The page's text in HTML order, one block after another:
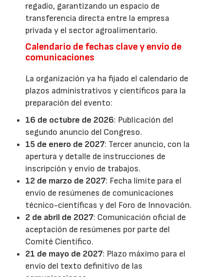
regadío, garantizando un espacio de
transferencia directa entre la empresa
privada y el sector agroalimentario.
Calendario de fechas clave y envío de
comunicaciones
La organización ya ha fijado el calendario de
plazos administrativos y científicos para la
preparación del evento:
16 de octubre de 2026: Publicación del
segundo anuncio del Congreso.
15 de enero de 2027: Tercer anuncio, con la
apertura y detalle de instrucciones de
inscripción y envío de trabajos.
12 de marzo de 2027: Fecha límite para el
envío de resúmenes de comunicaciones
técnico-científicas y del Foro de Innovación.
2 de abril de 2027: Comunicación oficial de
aceptación de resúmenes por parte del
Comité Científico.
21 de mayo de 2027: Plazo máximo para el
envío del texto definitivo de las